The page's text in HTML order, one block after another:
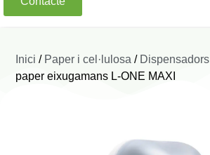
Inici / Paper i cel·lulosa / Dispensadors
paper eixugamans L-ONE MAXI